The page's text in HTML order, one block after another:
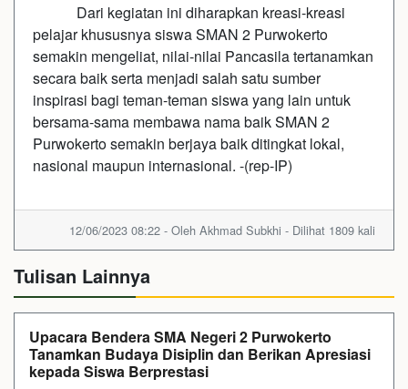
Dari kegiatan ini diharapkan kreasi-kreasi
pelajar khususnya siswa SMAN 2 Purwokerto
semakin mengeliat, nilai-nilai Pancasila tertanamkan
secara baik serta menjadi salah satu sumber
inspirasi bagi teman-teman siswa yang lain untuk
bersama-sama membawa nama baik SMAN 2
Purwokerto semakin berjaya baik ditingkat lokal,
nasional maupun internasional. -(rep-IP)
12/06/2023 08:22 - Oleh Akhmad Subkhi - Dilihat 1809 kali
Tulisan Lainnya
Upacara Bendera SMA Negeri 2 Purwokerto
Tanamkan Budaya Disiplin dan Berikan Apresiasi
kepada Siswa Berprestasi